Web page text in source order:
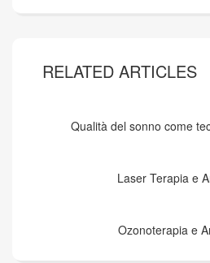
RELATED ARTICLES
Qualità del sonno come
Laser Terapia e
Ozonoterapia e